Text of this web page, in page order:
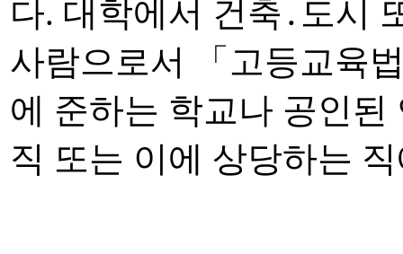
다. 대학에서 건축․도시
사람으로서 「고등 교육
에 준하는 학교나 공인된
직 또는 이에 상당하는